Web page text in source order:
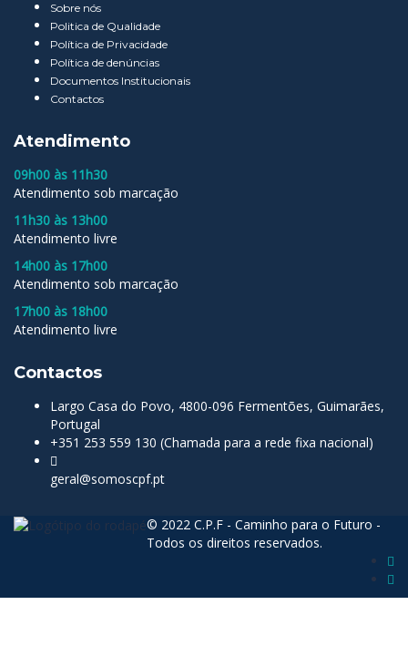
Sobre nós
Politica de Qualidade
Política de Privacidade
Política de denúncias
Documentos Institucionais
Contactos
Atendimento
09h00 às 11h30
Atendimento sob marcação
11h30 às 13h00
Atendimento livre
14h00 às 17h00
Atendimento sob marcação
17h00 às 18h00
Atendimento livre
Contactos
Largo Casa do Povo, 4800-096 Fermentões, Guimarães,
Portugal
+351 253 559 130 (Chamada para a rede fixa nacional)
geral@somoscpf.pt
© 2022 C.P.F - Caminho para o Futuro -
Todos os direitos reservados.